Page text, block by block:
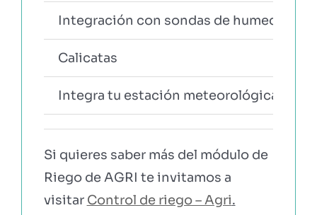
Integración con sondas de humedad
Calicatas
Integra tu estación meteorológica
Si quieres saber más del módulo de
Riego de AGRI te invitamos a
visitar Control de riego – Agri.